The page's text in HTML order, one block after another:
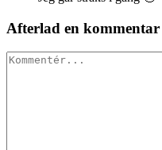
Afterlad en kommentar
Kommentér